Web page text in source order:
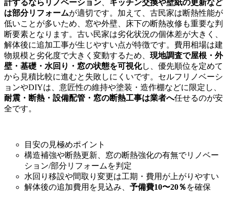
計するならリノベーション
キッチン交換や壁紙の更新など
は部分リフォームが適切です。加えて、古民家は断熱性能が
低いことが多いため、窓や外壁、床下の断熱改修も重要な判
断要素となります。古い民家は劣化状況の個体差が大きく、
解体後に追加工事が生じやすい点が特徴です。費用相場は建
物規模と劣化度で大きく変動するため、 現地調査で屋根・外
壁・基礎・水回り・窓の状態を可視化し、優先順位を定めて
から見積比較に進むと失敗しにくいです。セルフリノベーシ
ョンやDIYは、意匠性の維持や塗装・造作棚などに限定し、
耐震・断熱・設備配管・窓の断熱工事は業者へ任せるのが安
全です。
目安の見極めポイント
構造補強や断熱更新、窓の断熱強化の有無でリノベー
ション/部分リフォームを判定
水回り移設や間取り変更は工期・費用が上がりやすい
解体後の追加費用を見込み、 予備費10〜20％ を確保